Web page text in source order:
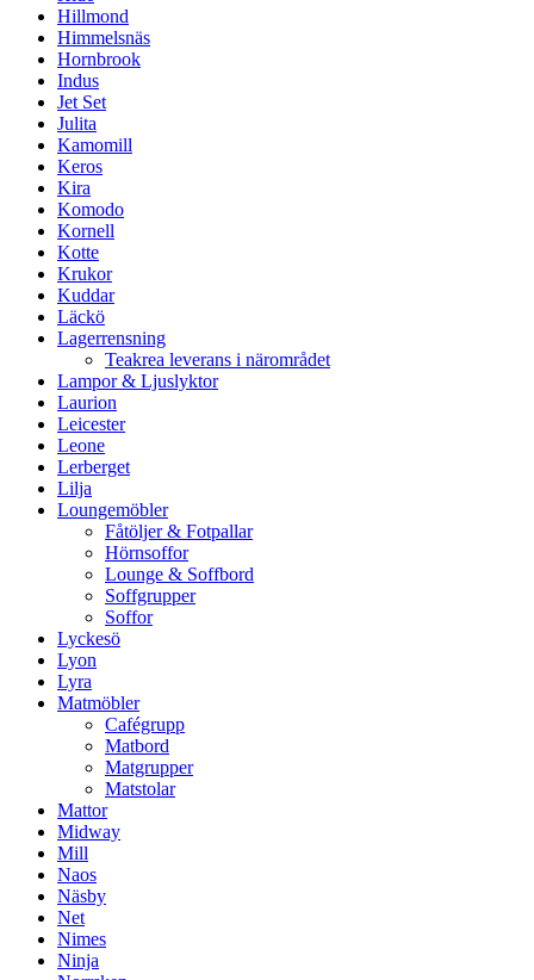
Hillmond
Himmelsnäs
Hornbrook
Indus
Jet Set
Julita
Kamomill
Keros
Kira
Komodo
Kornell
Kotte
Krukor
Kuddar
Läckö
Lagerrensning
Teakrea leverans i närområdet
Lampor & Ljuslyktor
Laurion
Leicester
Leone
Lerberget
Lilja
Loungemöbler
Fåtöljer & Fotpallar
Hörnsoffor
Lounge & Soffbord
Soffgrupper
Soffor
Lyckesö
Lyon
Lyra
Matmöbler
Cafégrupp
Matbord
Matgrupper
Matstolar
Mattor
Midway
Mill
Naos
Näsby
Net
Nimes
Ninja